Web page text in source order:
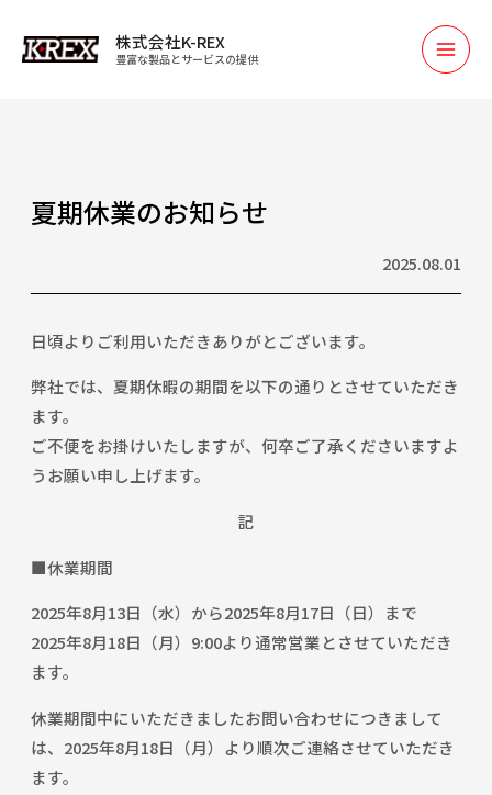
株式会社K-REX
豊富な製品とサービスの提供
夏期休業のお知らせ
2025.08.01
日頃よりご利用いただきありがとございます。
弊社では、夏期休暇の期間を以下の通りとさせていただき
ます。
ご不便をお掛けいたしますが、何卒ご了承くださいますよ
うお願い申し上げます。
記
■休業期間
2025年8月13日（水）から2025年8月17日（日）まで
2025年8月18日（月）9:00より通常営業とさせていただき
ます。
休業期間中にいただきましたお問い合わせにつきまして
は、2025年8月18日（月）より順次ご連絡させていただき
ます。